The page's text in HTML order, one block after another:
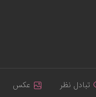
تبادل نظر عکس